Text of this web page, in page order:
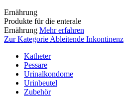
Ernährung
Produkte für die enterale
Ernährung Mehr erfahren
Zur Kategorie Ableitende Inkontinenz
Katheter
Pessare
Urinalkondome
Urinbeutel
Zubehör